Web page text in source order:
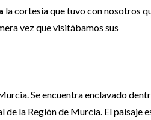
la cortesía que tuvo con nosotros
vez que visitábamos sus
Se encuentra enclavado
la Región de Murcia. El paisaje